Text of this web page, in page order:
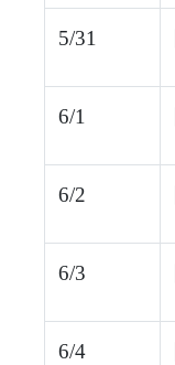
5/31
6/1
6/2
6/3
6/4